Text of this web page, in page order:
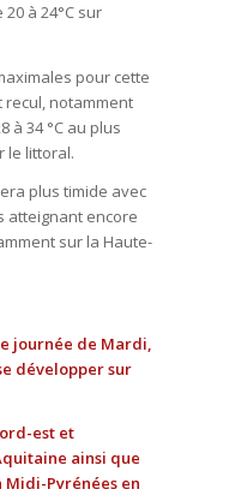
à 24°C sur
pour cette
notamment
à 34 °C au plus
le littoral.
plus timide avec
atteignant encore
sur la Haute-
journée de Mardi,
développer sur
est et
ainsi que
Midi-Pyrénées en